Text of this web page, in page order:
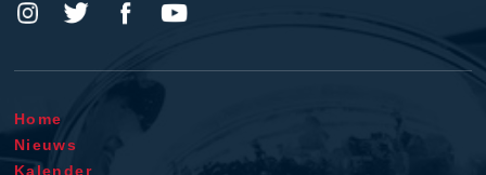
Home
Nieuws
Kalender